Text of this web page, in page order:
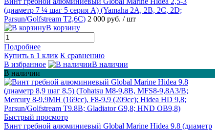
(диаметр 7 ¼ шаг 5 серия А) (Yamaha 2A, 2B, 2C, 2D;
Parsun/Golfstream T2,6C) 2 000 руб. / шт
В корзину
Подробнее
Купить в 1 клик К сравнению
В избранное
В наличии
В наличии
Быстрый просмотр
Винт гребной алюминиевый Global Marine Hidea 9.8 (диаметр